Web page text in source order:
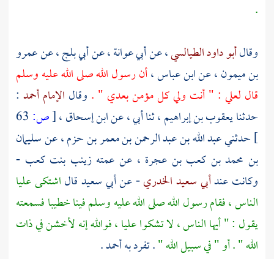
.
وقالأبو داود الطيالسي، عنأبي عوانة، عنأبي بلج، عنعمرو
بن ميمون، عنابن عباس،أن رسول الله صلى الله عليه وسلم
قال لعلي : " أنت ولي كل مؤمن بعدي " . وقال الإمام أحمد :
حدثنايعقوب بن إبراهيم، ثنا أبي ، عنابن إسحاق،[ص: 63
]حدثنيعبد الله بن عبد الرحمن بن معمر بن حزم، عنسليمان
بن محمد بن كعب بن عجرة ، عن عمتهزينب بنت كعب -
وكانت عندأبي سعيد الخدري- عنأبي سعيدقالاشتكىعليا
الناس ، فقام رسول الله صلى الله عليه وسلم فينا خطيبا فسمعته
يقول : " أيها الناس ، لا تشكواعليا، فوالله إنه لأخشن في ذات
الله " . أو " في سبيل الله ". تفرد بهأحمد.